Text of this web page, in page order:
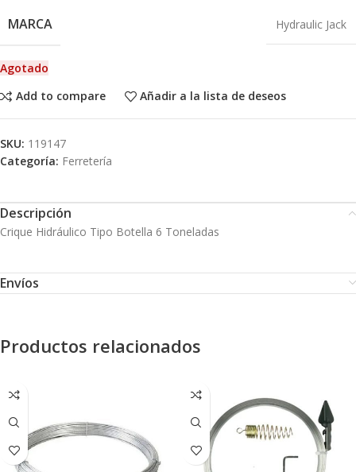
MARCA Hydraulic Jack
Agotado
Add to compare
Añadir a la lista de deseos
SKU: 119147
Categoría: Ferretería
Descripción
Crique Hidráulico Tipo Botella 6 Toneladas
Envíos
Productos relacionados